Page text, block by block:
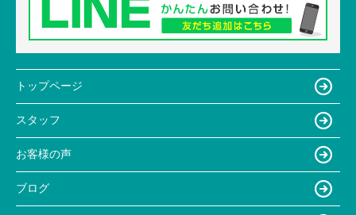
トップページ
スタッフ
お客様の声
ブログ